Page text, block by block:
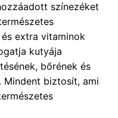
színezéket
extra vitaminok
kutyája
bőrének és
Mindent biztosít, ami